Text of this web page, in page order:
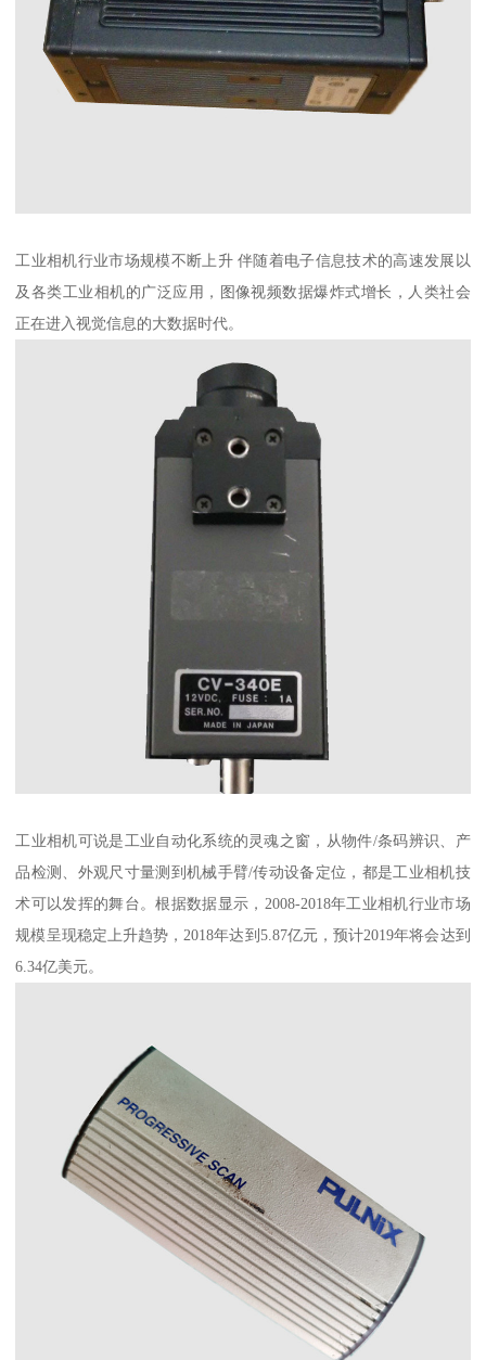
工业相机行业市场规模不断上升 伴随着电子信息技术的高速发展以
及各类工业相机的广泛应用，图像视频数据爆炸式增长，人类社会
正在进入视觉信息的大数据时代。
工业相机可说是工业自动化系统的灵魂之窗，从物件/条码辨识、产
品检测、外观尺寸量测到机械手臂/传动设备定位，都是工业相机技
术可以发挥的舞台。根据数据显示，2008-2018年工业相机行业市场
规模呈现稳定上升趋势，2018年达到5.87亿元，预计2019年将会达到
6.34亿美元。